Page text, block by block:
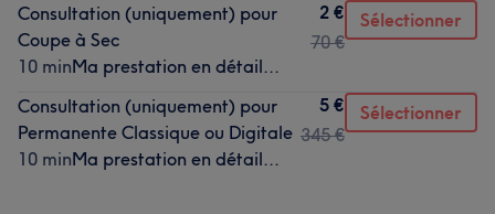
Consultation (uniquement) pour
Coupe à Sec
10 minMa prestation en détail...
2 €
70 €
Sélectionner
Consultation (uniquement) pour
Permanente Classique ou Digitale
10 minMa prestation en détail...
5 €
345 €
Sélectionner